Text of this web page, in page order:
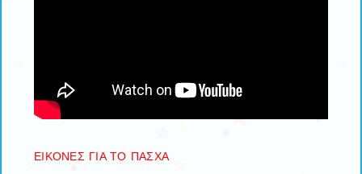
ΕΙΚΟΝΕΣ ΓΙΑ ΤΟ ΠΑΣΧΑ